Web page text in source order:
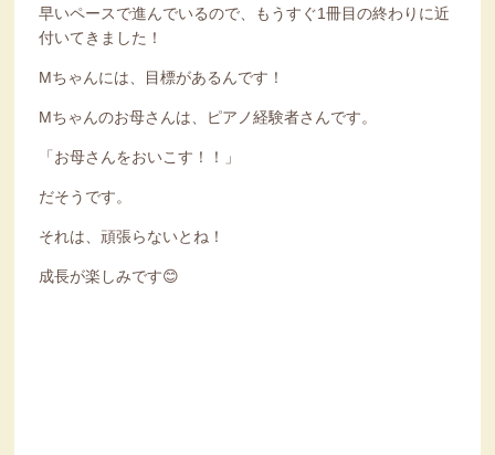
早いペースで進んでいるので、もうすぐ1冊目の終わりに近
付いてきました！
Мちゃんには、目標があるんです！
Мちゃんのお母さんは、ピアノ経験者さんです。
「お母さんをおいこす！！」
だそうです。
それは、頑張らないとね！
成長が楽しみです😊